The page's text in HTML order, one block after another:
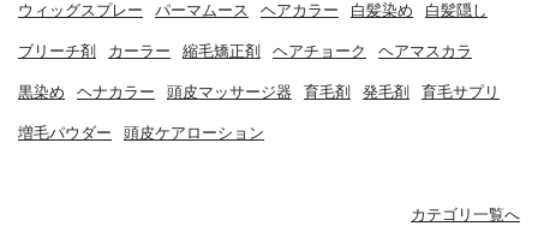
ウィッグスプレー パーマムース ヘアカラー 白髪染め 白髪隠し
ブリーチ剤 カーラー 縮毛矯正剤 ヘアチョーク ヘアマスカラ
黒染め ヘナカラー 頭皮マッサージ器 育毛剤 発毛剤 育毛サプリ
増毛パウダー 頭皮ケアローション
カテゴリ一覧へ